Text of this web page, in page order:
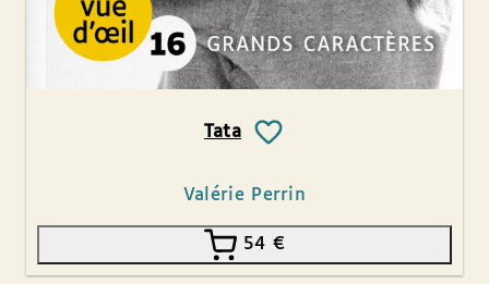
Tata
Valérie Perrin
54 €